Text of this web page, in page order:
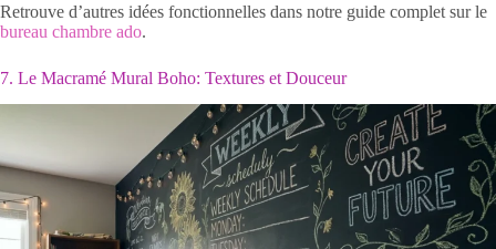
Retrouve d’autres idées fonctionnelles dans notre guide complet sur le
bureau chambre ado.
7. Le Macramé Mural Boho: Textures et Douceur